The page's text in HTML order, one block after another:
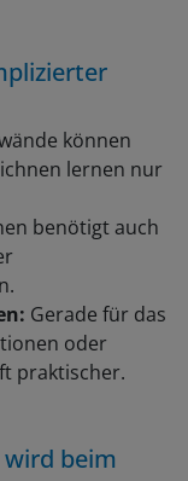
können
lernen nur
benötigt auch
Gerade für das
oder
praktischer.
beim